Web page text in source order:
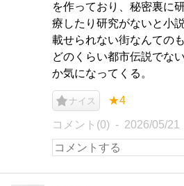
を作っており、秘密裏に
療したり研究がないと小
載せられない街なんての
どのくらい都市伝説でな
か気になってくる。
ナイス ★4
コメント(0) 2026/05/21